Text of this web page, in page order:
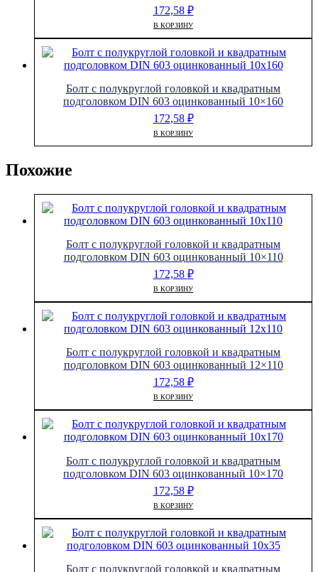
172,58 ₽
В КОРЗИНУ
Болт с полукруглой головкой и квадратным
подголовком DIN 603 оцинкованный 10×160
172,58 ₽
В КОРЗИНУ
Похожие
Болт с полукруглой головкой и квадратным
подголовком DIN 603 оцинкованный 10×110
172,58 ₽
В КОРЗИНУ
Болт с полукруглой головкой и квадратным
подголовком DIN 603 оцинкованный 12×110
172,58 ₽
В КОРЗИНУ
Болт с полукруглой головкой и квадратным
подголовком DIN 603 оцинкованный 10×170
172,58 ₽
В КОРЗИНУ
Болт с полукруглой головкой и квадратным